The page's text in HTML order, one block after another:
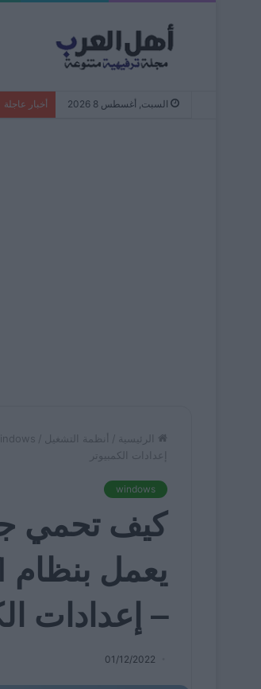
السبت, أغسطس 8 2026 أخبار عاجلة
الرئيسية / أنظمة التشغيل /
إعدادات الكمبيوتر
windows
كيف تحمي
– إعدادات
01/12/2022